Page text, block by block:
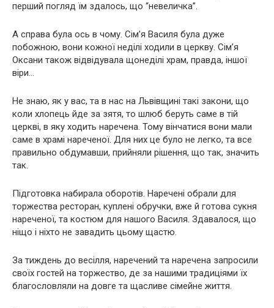
перший погляд їм здалось, що “невеличка”.
А справа була ось в чому. Сім’я Василя була дуже
побожною, вони кожної неділі ходили в церкву. Сім’я
Оксани також відвідувала щонеділі храм, правда, іншої
віри…
Не знаю, як у вас, та в нас на Львівщині такі закони, що
коли хлопець йде за зятя, то шлюб беруть саме в тій
церкві, в яку ходить наречена. Тому вінчатися вони мали
саме в храмі нареченої. Для них це було не легко, та все
правильно обдумавши, прийняли рішення, що так, значить
так.
Підготовка набирала оборотів. Наречені обрали для
торжества ресторан, куплені обручки, вже й готова сукня
нареченої, та костюм для нашого Василя. Здавалося, що
ніщо і ніхто не завадить цьому щастю.
За тиждень до весілля, наречений та наречена запросили
своїх гостей на торжество, де за нашими традиціями їх
благословляли на довге та щасливе сімейне життя.